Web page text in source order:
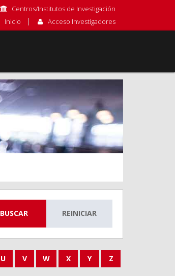
Centros/Institutos de Investigación
Inicio
Acceso Investigadores
BUSCAR REINICIAR
U V W X Y Z